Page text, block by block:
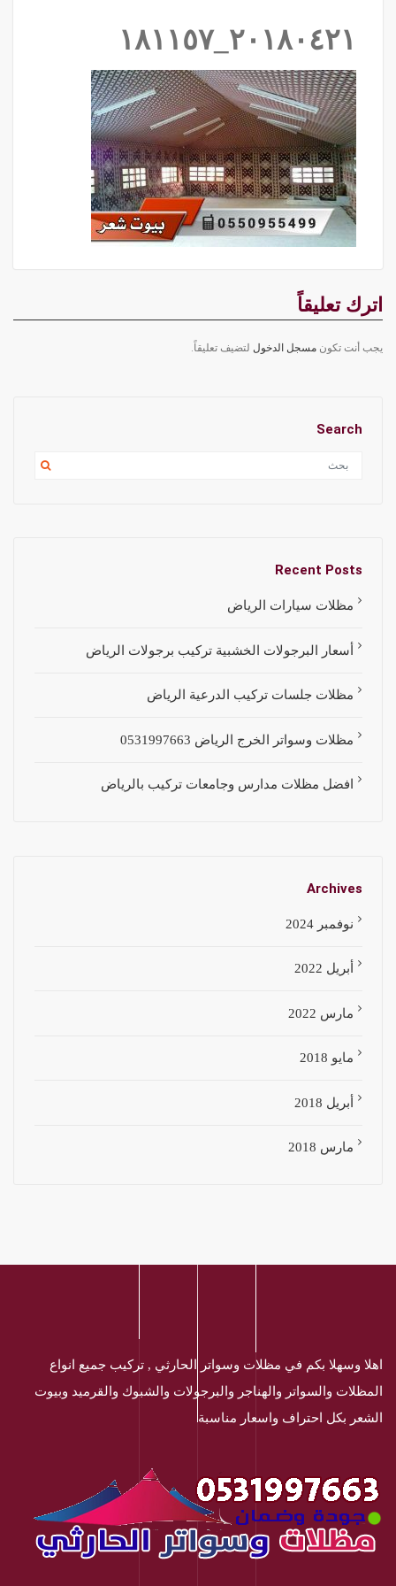
٢٠١٨٠٤٢١_١٨١١٥٧
اترك تعليقاً
يجب أنت تكون مسجل الدخول لتضيف تعليقاً.
Search
Recent Posts
مظلات سيارات الرياض
أسعار البرجولات الخشبية تركيب برجولات الرياض
مظلات جلسات تركيب الدرعية الرياض
مظلات وسواتر الخرج الرياض 0531997663
افضل مظلات مدارس وجامعات تركيب بالرياض
Archives
نوفمبر 2024
أبريل 2022
مارس 2022
مايو 2018
أبريل 2018
مارس 2018
اهلا وسهلا بكم في مظلات وسواتر الحارثي , تركيب جميع انواع
المظلات والسواتر والهناجر والبرجولات والشبوك والقرميد وبيوت
الشعر بكل احتراف واسعار مناسبة